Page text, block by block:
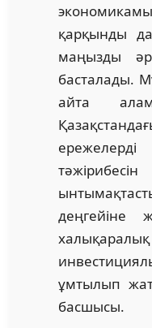
қарқынды
маңызды
басталады.
айта
деңгейіне
халықаралық
ұмтылып
басшысы.